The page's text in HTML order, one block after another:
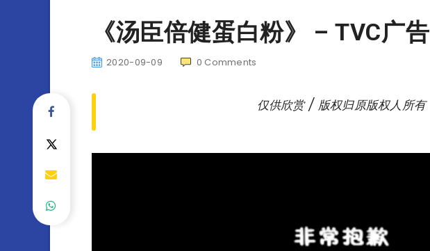
《汤臣倍健蛋白粉》 – TVC广告
2020-09-09 0 Comments
仅供欣赏 / 版权归原版权人所有